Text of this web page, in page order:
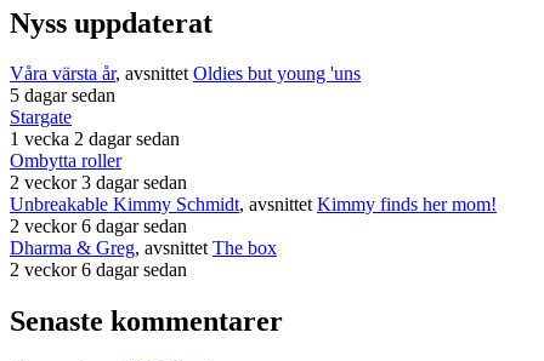
Nyss uppdaterat
Våra värsta år, avsnittetOldies but young 'uns
5 dagar sedan
Stargate
1 vecka 2 dagar sedan
Ombytta roller
2 veckor 3 dagar sedan
Unbreakable Kimmy Schmidt, avsnittetKimmy finds her mom!
2 veckor 6 dagar sedan
Dharma & Greg, avsnittetThe box
2 veckor 6 dagar sedan
Senaste kommentarer